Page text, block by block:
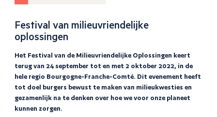
Festival van milieuvriendelijke
oplossingen
Het Festival van de Milieuvriendelijke Oplossingen keert
terug van 24 september tot en met 2 oktober 2022, in de
hele regio Bourgogne-Franche-Comté. Dit evenement heeft
tot doel burgers bewust te maken van milieukwesties en
gezamenlijk na te denken over hoe we voor onze planeet
kunnen zorgen.